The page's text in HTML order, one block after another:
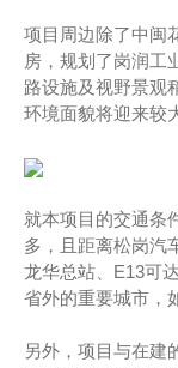
项目周边除了中闽
房，规划了岗润工
路设施及视野景观
环境面貌将迎来较
就本项目的交通条
多，且距离松岗汽
龙华总站、E13可
省外的重要城市，
另外，项目与在建